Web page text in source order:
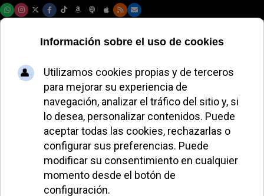
La Biblioteca
Nacional celebra la
centésima edición
de "Camino"